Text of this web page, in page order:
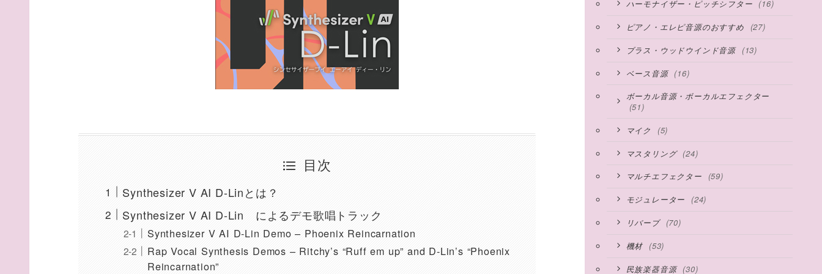
目次
Synthesizer V AI D-Linとは？
Synthesizer V AI D-Lin によるデモ歌唱トラック
Synthesizer V AI D-Lin Demo – Phoenix Reincarnation
Rap Vocal Synthesis Demos – Ritchy’s “Ruff em up” and D-Lin’s “Phoenix
Reincarnation”
ハーモナイザー・ピッチシフター (16)
ピアノ・エレピ音源のおすすめ (27)
ブラス・ウッドウインド音源 (13)
ベース音源 (16)
ボーカル音源・ボーカルエフェクター
(51)
マイク (5)
マスタリング (24)
マルチエフェクター (59)
モジュレーター (24)
リバーブ (70)
機材 (53)
民族楽器音源 (30)